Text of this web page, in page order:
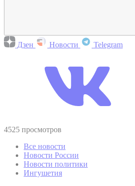
Дзен Новости Telegram
4525 просмотров
Все новости
Новости России
Новости политики
Ингушетия